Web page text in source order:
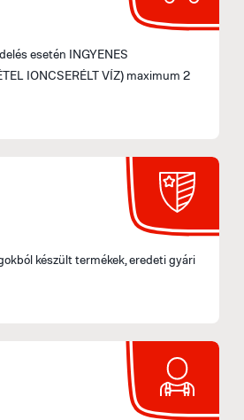
esetén INGYENES
IONCSERÉLT VÍZ) maximum 2
készült termékek, eredeti gyári